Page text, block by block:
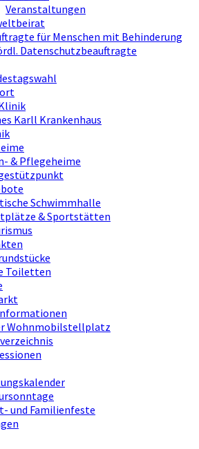
Veranstaltungen
für Menschen mit Behinderung
Datenschutzbeauftragte
Karll Krankenhaus
& Pflegeheime
Schwimmhalle
& Sportstätten
Toiletten
Wohnmobilstellplatz
und Familienfeste